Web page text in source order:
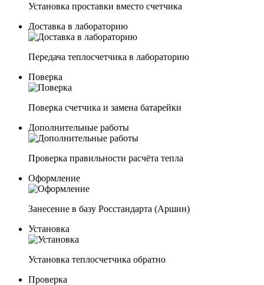
Установка проставки вместо счетчика
Доставка в лабораторию
Передача теплосчетчика в лабораторию
Поверка
Поверка счетчика и замена батарейки
Дополнительные работы
Проверка правильности расчёта тепла
Оформление
Занесение в базу Росстандарта (Аршин)
Установка
Установка теплосчетчика обратно
Проверка